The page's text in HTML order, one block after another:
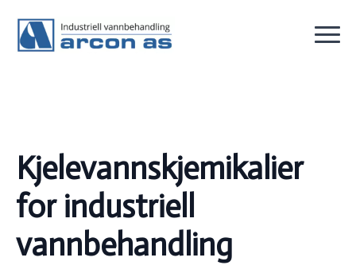
Kjelevannskjemikalier
for industriell
vannbehandling